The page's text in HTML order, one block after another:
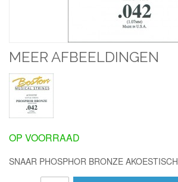
MEER AFBEELDINGEN
OP VOORRAAD
SNAAR PHOSPHOR BRONZE AKOESTISCH